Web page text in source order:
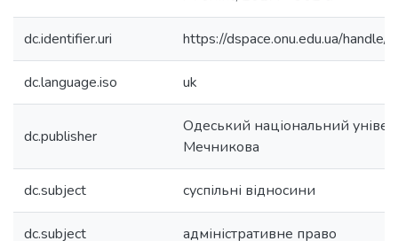
dc.identifier.uri https://dspace.onu.edu.ua/
dc.language.iso uk
dc.publisher
Одеський національний
Мечникова
dc.subject суспільні відносини
dc.subject адміністративне право